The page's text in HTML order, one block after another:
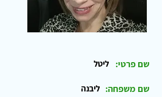
ליטל שם פרטי:
ליבנה שם משפחה: